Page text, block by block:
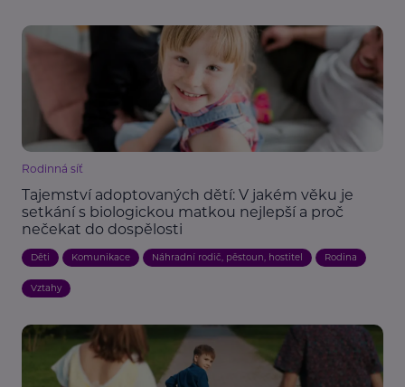
Rodinná síť
Tajemství adoptovaných dětí: V jakém věku je
setkání s biologickou matkou nejlepší a proč
nečekat do dospělosti
Děti Komunikace Náhradní rodič, pěstoun, hostitel Rodina
Vztahy